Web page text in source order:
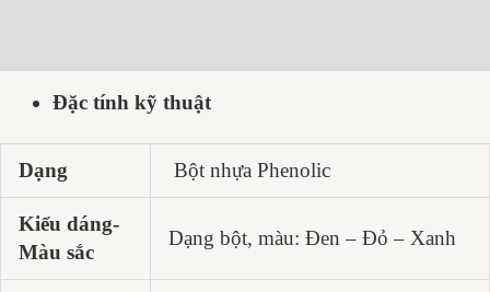
Đặc tính kỹ thuật
Dạng Bột nhựa Phenolic
Kiểu dáng-
Màu sắc
Dạng bột, màu: Đen – Đỏ – Xanh